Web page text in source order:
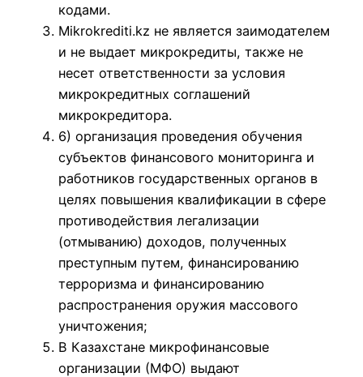
кодами.
Mikrokrediti.kz не является заимодателем
и не выдает микрокредиты, также не
несет ответственности за условия
микрокредитных соглашений
микрокредитора.
6) организация проведения обучения
субъектов финансового мониторинга и
работников государственных органов в
целях повышения квалификации в сфере
противодействия легализации
(отмыванию) доходов, полученных
преступным путем, финансированию
терроризма и финансированию
распространения оружия массового
уничтожения;
В Казахстане микрофинансовые
организации (МФО) выдают